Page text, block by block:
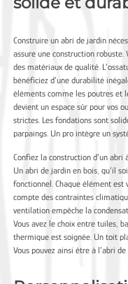
Construire un abri de jardin
assure une construction
des matériaux de qualité.
bénéficiez d’une durabilité
éléments comme les poutres et
devient un espace sûr pour vos
strictes. Les fondations sont
parpaings. Un pro intègre un
Confiez la construction d’un
Un abri de jardin en bois, qu’il
fonctionnel. Chaque élément est
compte des contraintes
ventilation empêche la
Vous avez le choix entre tuiles,
thermique est soignée. Un toit
Vous pouvez ainsi être à l’abri